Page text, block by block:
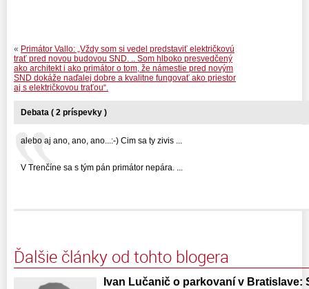
« Primátor Vallo: „Vždy som si vedel predstaviť električkovú
trať pred novou budovou SND. .. Som hlboko presvedčený
ako architekt i ako primátor o tom, že námestie pred novým
SND dokáže naďalej dobre a kvalitne fungovať ako priestor
aj s električkovou traťou“.
Debata ( 2 príspevky )
alebo aj ano, ano, ano...:-) Cim sa ty zivis ...
V Trenčíne sa s tým pán primátor nepára. ...
Ďalšie články od tohto blogera
Ivan Lučanič o parkovaní v Bratislave: